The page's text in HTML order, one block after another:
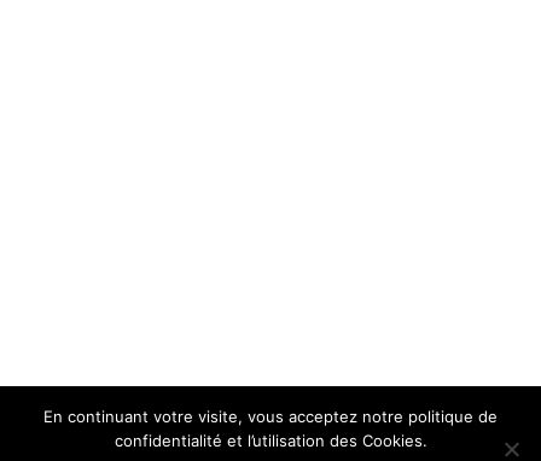
En continuant votre visite, vous acceptez notre politique de
confidentialité et l’utilisation des Cookies.